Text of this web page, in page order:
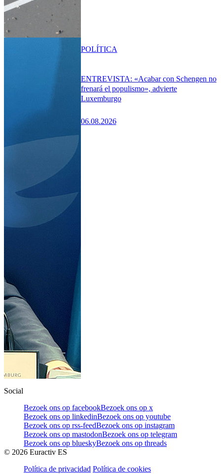
ENTREVISTA: «Acabar con Schengen no
frenará el populismo», advierte
Luxemburgo
06.08.2026
POLÍTICA
Social
Bezoek ons op facebookBezoek ons op x
Bezoek ons op linkedinBezoek ons op youtube
Bezoek ons op rss-feedBezoek ons op instagram
Bezoek ons op mastodonBezoek ons op telegram
Bezoek ons op blueskyBezoek ons op threads
© 2026 Euractiv ES
Política de privacidad Política de cookies